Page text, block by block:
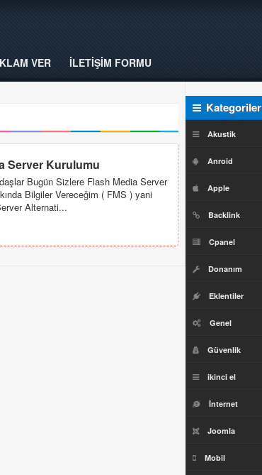
VER İLETİŞİM FORMU
Server Kurulumu
Bugün Sizlere Flash Media Server
Bilgiler Vereceğim ( FMS ) yani
Alternati...
Kategoriler
Akustik
Anroid
Apple
Backlink
Cpanel
Donanım
Eklentiler
Genel
Güvenlik
ikinci el
İnternet
Joomla
Mobil